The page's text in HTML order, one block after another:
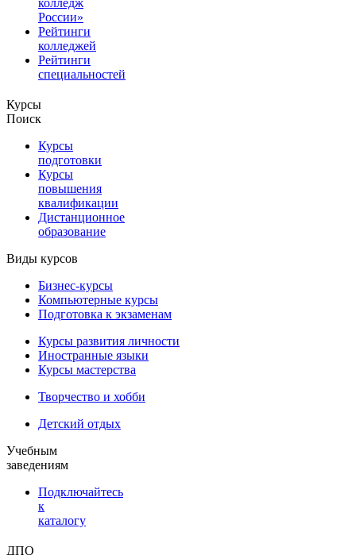
России»
Рейтинги
колледжей
Рейтинги
специальностей
Курсы
Поиск
Курсы
подготовки
Курсы
повышения
квалификации
Дистанционное
образование
Виды курсов
Бизнес-курсы
Компьютерные курсы
Подготовка к экзаменам
Курсы развития личности
Иностранные языки
Курсы мастерства
Творчество и хобби
Детский отдых
Учебным
заведениям
Подключайтесь
к
каталогу
ДПО